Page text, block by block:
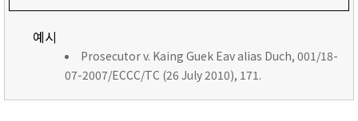
예시
Prosecutor v. Kaing Guek Eav alias Duch, 001/18-
07-2007/ECCC/TC (26 July 2010), 171.